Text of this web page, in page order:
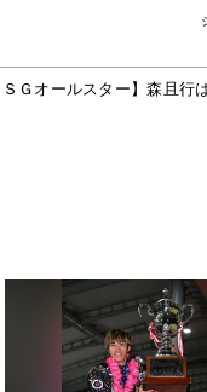
ＳＧオールスター】森且行